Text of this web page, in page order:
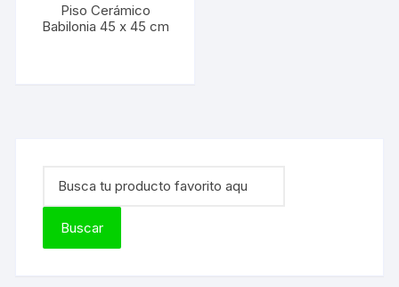
Piso Cerámico
Babilonia 45 x 45 cm